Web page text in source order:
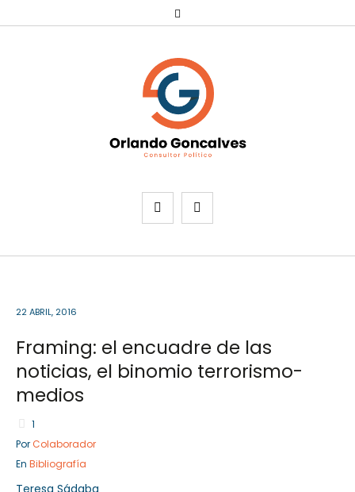
22 ABRIL, 2016
Framing: el encuadre de las
noticias, el binomio terrorismo-
medios
1
Por Colaborador
En Bibliografía